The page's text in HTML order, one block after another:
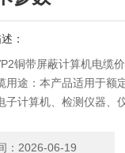
：
铜带屏蔽计算机电缆
用途：本产品适用于额
子计算机、检测仪器、
：2026-06-19